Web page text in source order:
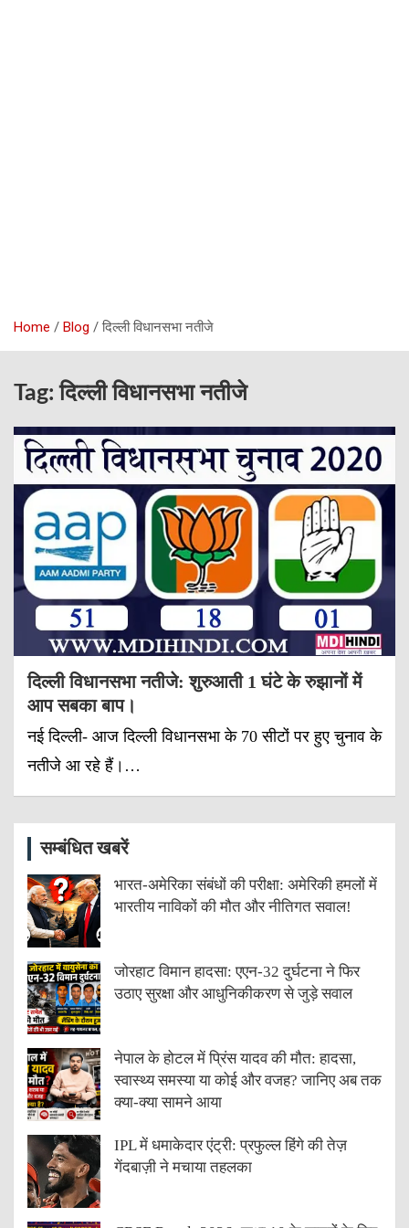
Home Blog दिल्ली विधानसभा नतीजे
Tag:दिल्ली विधानसभा नतीजे
दिल्ली विधानसभा नतीजे: शुरुआती 1 घंटे के रुझानों में
आप सबका बाप।
नई दिल्ली- आज दिल्ली विधानसभा के 70 सीटों पर हुए चुनाव के
नतीजे आ रहे हैं।…
सम्बंधित खबरें
भारत-अमेरिका संबंधों की परीक्षा: अमेरिकी हमलों में
भारतीय नाविकों की मौत और नीतिगत सवाल!
जोरहाट विमान हादसा: एएन-32 दुर्घटना ने फिर
उठाए सुरक्षा और आधुनिकीकरण से जुड़े सवाल
नेपाल के होटल में प्रिंस यादव की मौत: हादसा,
स्वास्थ्य समस्या या कोई और वजह? जानिए अब तक
क्या-क्या सामने आया
IPL में धमाकेदार एंट्री: प्रफुल्ल हिंगे की तेज़
गेंदबाज़ी ने मचाया तहलका